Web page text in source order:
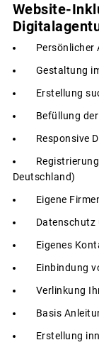
Website-
Persönlicher
Gestaltung
Erstellung
Befüllung der
Responsive
Registrierung
Deutschland)
Eigene
Datenschutz
Eigenes
Einbindung
Verlinkung
Basis
Erstellung